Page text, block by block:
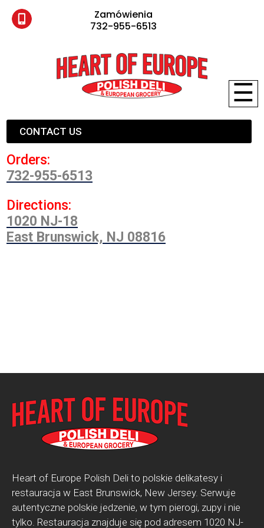
Zamówienia
732-955-6513
☰
CONTACT US
Orders:
732-955-6513
Directions:
1020 NJ-18
East Brunswick, NJ 08816
Heart of Europe Polish Deli to polskie delikatesy i
restauracja w East Brunswick, New Jersey. Serwuje
autentyczne polskie jedzenie, w tym pierogi, zupy i nie
tylko. Restauracja znajduje się pod adresem 1020 NJ-